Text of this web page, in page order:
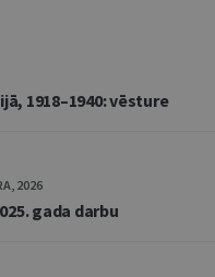
1918–1940: vēsture
2026
gada darbu